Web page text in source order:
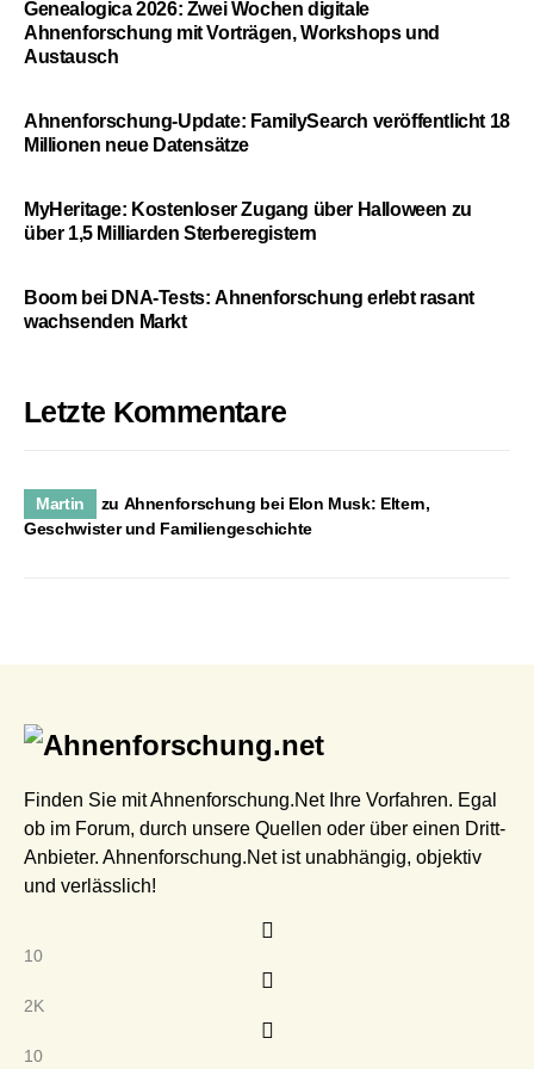
Genealogica 2026: Zwei Wochen digitale
Ahnenforschung mit Vorträgen, Workshops und
Austausch
Ahnenforschung-Update: FamilySearch veröffentlicht 18
Millionen neue Datensätze
MyHeritage: Kostenloser Zugang über Halloween zu
über 1,5 Milliarden Sterberegistern
Boom bei DNA-Tests: Ahnenforschung erlebt rasant
wachsenden Markt
Letzte Kommentare
Martin zu Ahnenforschung bei Elon Musk: Eltern,
Geschwister und Familiengeschichte
Finden Sie mit Ahnenforschung.Net Ihre Vorfahren. Egal
ob im Forum, durch unsere Quellen oder über einen Dritt-
Anbieter. Ahnenforschung.Net ist unabhängig, objektiv
und verlässlich!
10
2K
10